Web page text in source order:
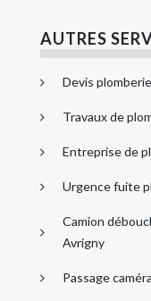
AUTRES
Devis
Travaux de
Entreprise de
Urgence fuite
Camion
Avrigny
Passage